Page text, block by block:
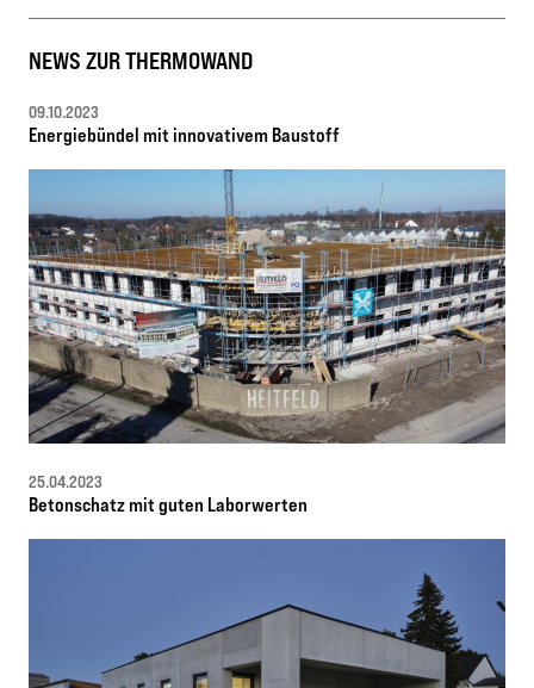
NEWS ZUR THERMOWAND
09.10.2023
Energiebündel mit innovativem Baustoff
25.04.2023
Betonschatz mit guten Laborwerten